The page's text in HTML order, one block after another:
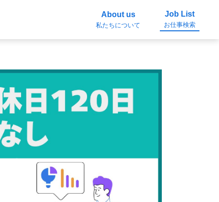
About us
私たちについて
Job List
お仕事検索